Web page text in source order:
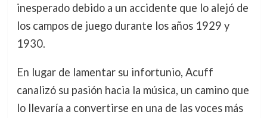
inesperado debido a un accidente que lo alejó de
los campos de juego durante los años 1929 y
1930.
En lugar de lamentar su infortunio, Acuff
canalizó su pasión hacia la música, un camino que
lo llevaría a convertirse en una de las voces más